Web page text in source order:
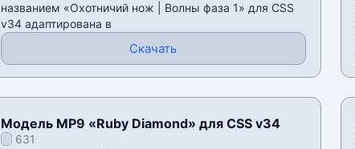
названием «Охотничий нож | Волны фаза 1» для CSS
v34 адаптирована в
Скачать
Модель MP9 «Ruby Diamond» для CSS v34
631